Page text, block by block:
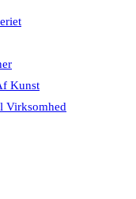
Kunst
Virksomhed